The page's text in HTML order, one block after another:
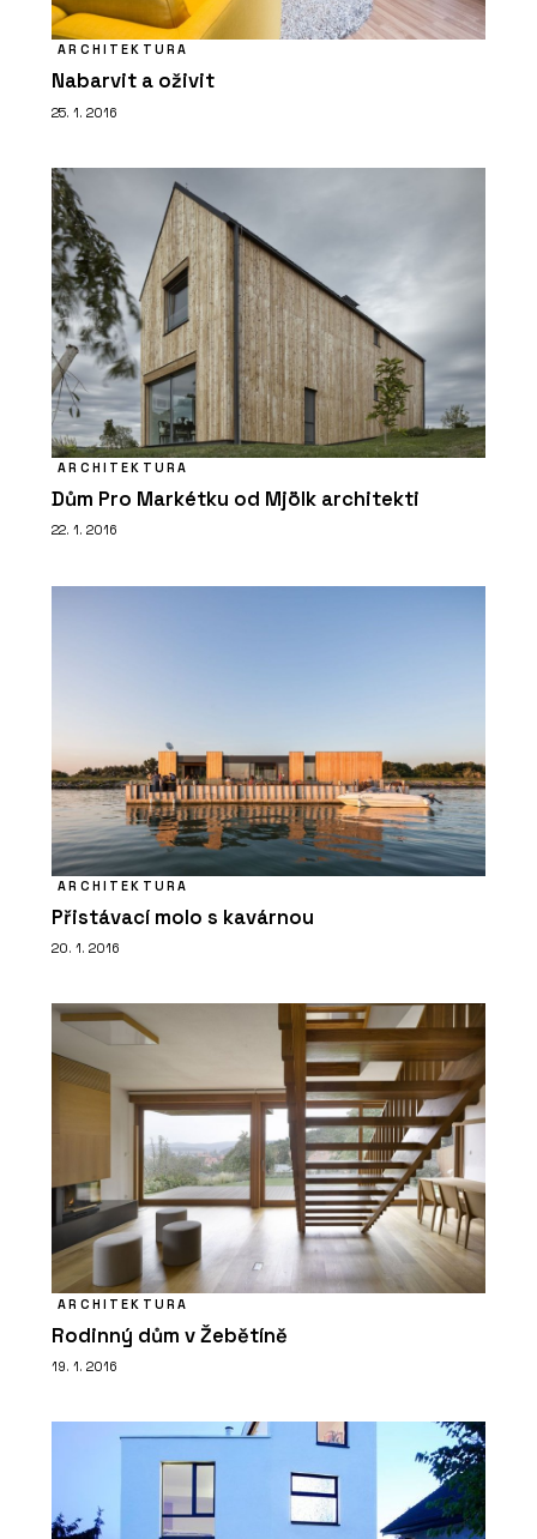
O FIRMĚ
Swisspearl Česká republika a.s.
PRODUKTY
ČLÁNKY
Budova Rozhlasu a televize Slovenska
je energeticky efektivní. Stavba z
zateplovací systém
ARCHITEKTURA
Nabarvit a oživit
25. 1. 2016
ARCHITEKTURA
Dům Pro Markétku od Mjölk architekti
22. 1. 2016
ARCHITEKTURA
Přistávací molo s kavárnou
20. 1. 2016
ARCHITEKTURA
Rodinný dům v Žebětíně
19. 1. 2016